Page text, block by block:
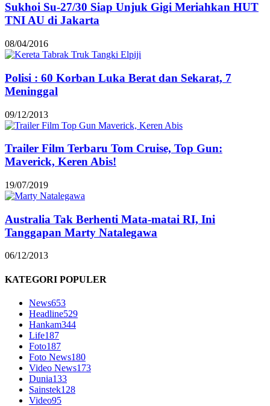
Sukhoi Su-27/30 Siap Unjuk Gigi Meriahkan HUT
TNI AU di Jakarta
08/04/2016
Polisi : 60 Korban Luka Berat dan Sekarat, 7
Meninggal
09/12/2013
Trailer Film Terbaru Tom Cruise, Top Gun:
Maverick, Keren Abis!
19/07/2019
Australia Tak Berhenti Mata-matai RI, Ini
Tanggapan Marty Natalegawa
06/12/2013
KATEGORI POPULER
News653
Headline529
Hankam344
Life187
Foto187
Foto News180
Video News173
Dunia133
Sainstek128
Video95